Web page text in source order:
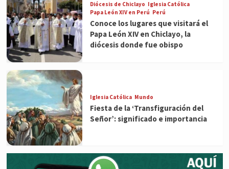
Diócesis de Chiclayo Iglesia Católica
Papa León XIV en Perú Perú
Conoce los lugares que visitará el
Papa León XIV en Chiclayo, la
diócesis donde fue obispo
Iglesia Católica Mundo
Fiesta de la ‘Transfiguración del
Señor’: significado e importancia